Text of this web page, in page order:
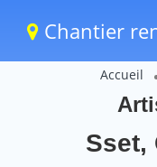
Chantier
Accueil
Sset,